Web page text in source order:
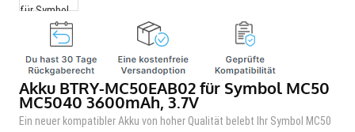
Akku BTRY-MC50EAB02 für Symbol MC50
MC5040 3600mAh, 3.7V
Ein neuer kompatibler Akku von hoher Qualität belebt Ihr Symbol MC50